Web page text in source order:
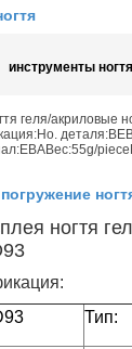
инструменты
геля/акриловые
погружение
ногтя
Тип: